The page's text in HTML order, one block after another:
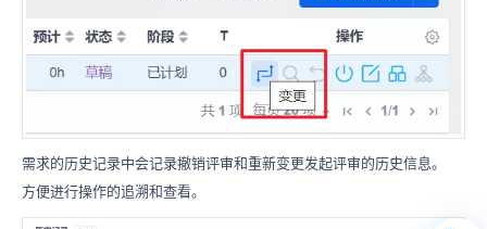
需求的历史记录中会记录撤销评审和重新变更发起评审的历史信息。
方便进行操作的追溯和查看。